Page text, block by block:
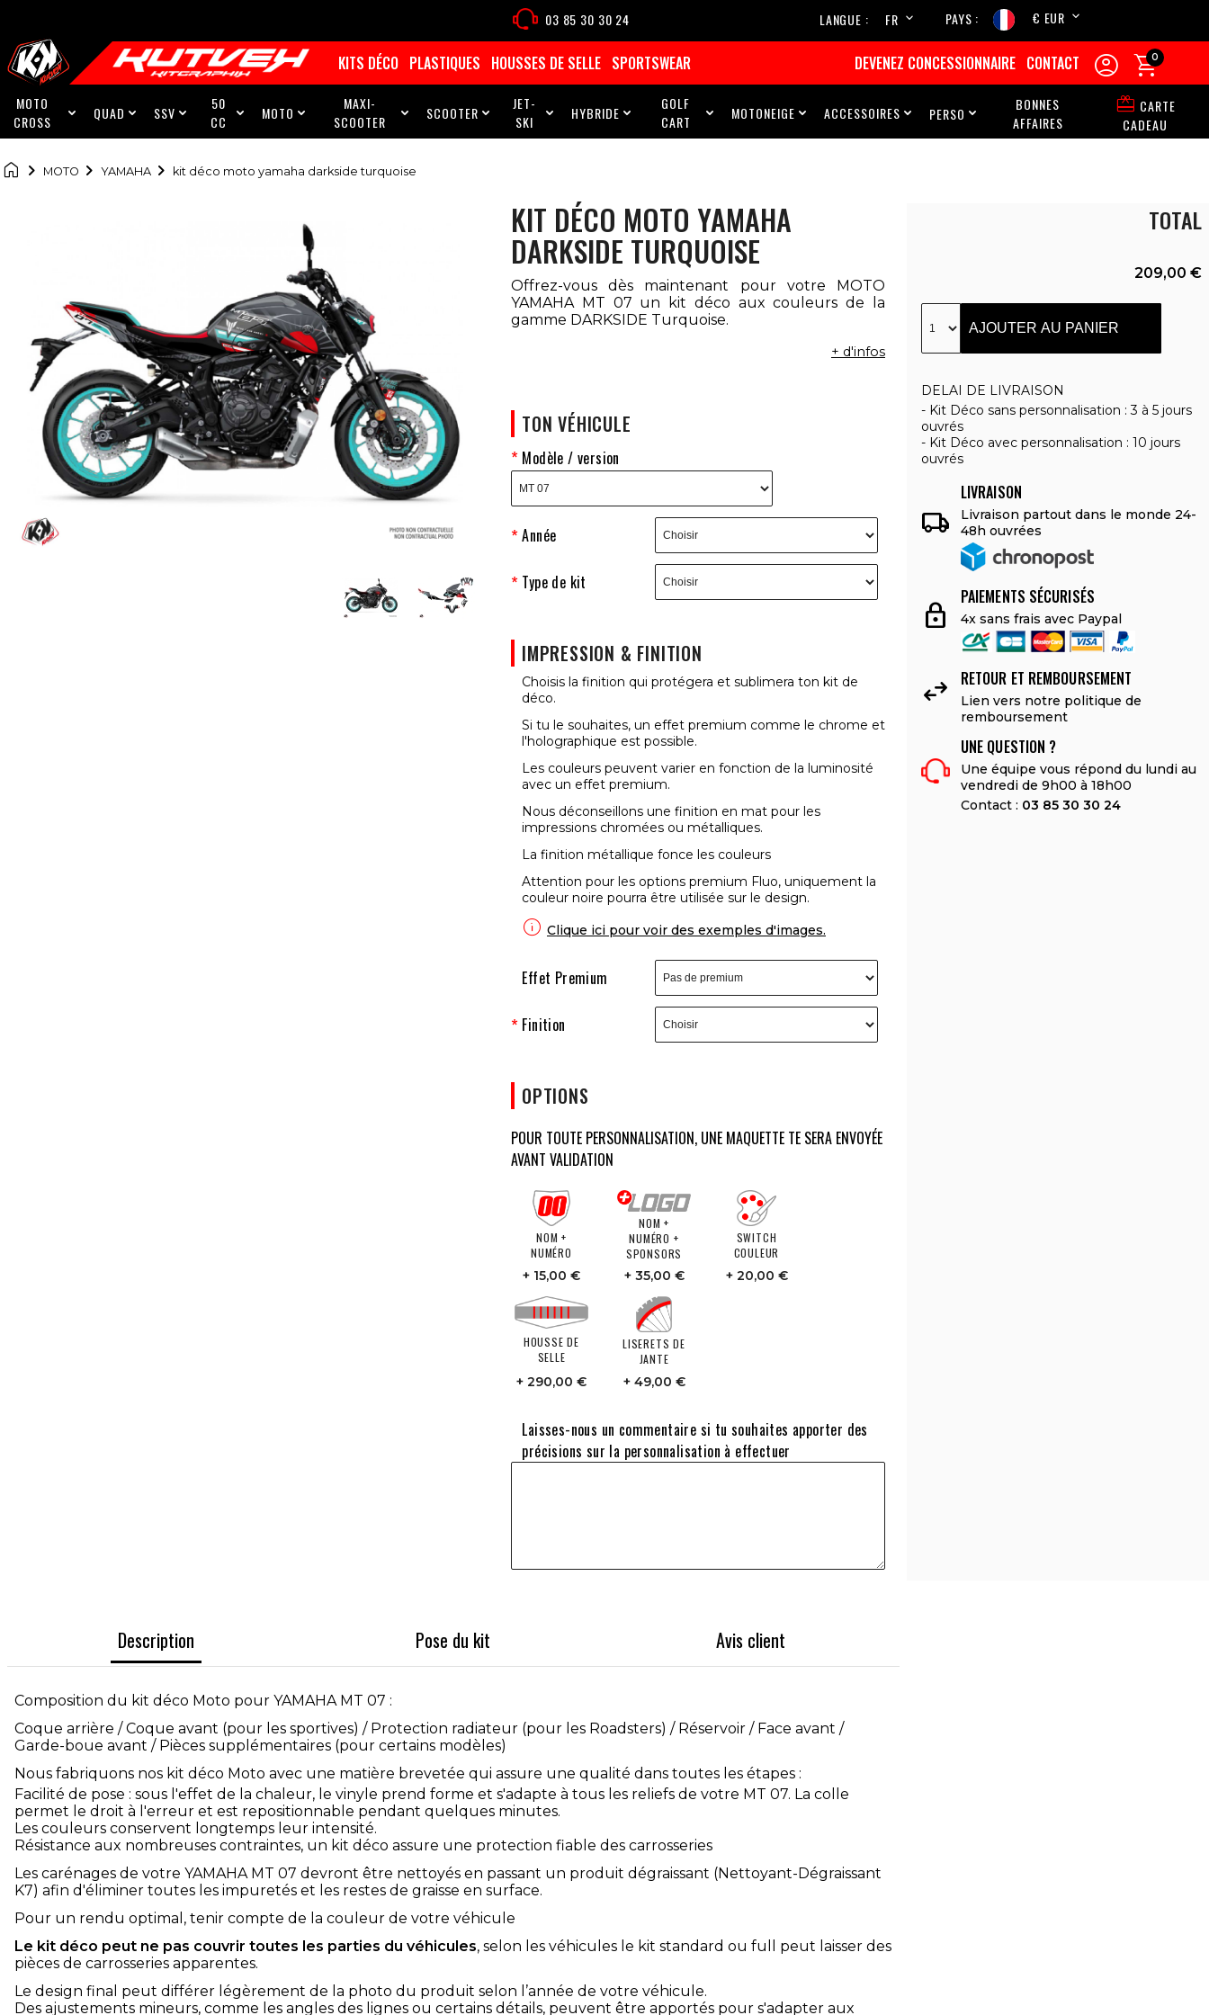
03 85 30 30 24 LANGUE
FR
PAYS € EUR
KITS DÉCO PLASTIQUES HOUSSES DE SELLE SPORTSWEAR DEVENEZ CONCESSIONNAIRE CONTACT  
0
MOTO
CROSS
 QUAD  SSV 
50
CC
 MOTO 
MAXI-
SCOOTER
 SCOOTER 
JET-
SKI
 HYBRIDE 
GOLF
CART
 MOTONEIGE  ACCESSOIRES  PERSO 
BONNES
AFFAIRES
 CARTE
CADEAU
 MOTO YAMAHA kit déco moto yamaha darkside turquoise
KIT DÉCO MOTO YAMAHA
DARKSIDE TURQUOISE
Offrez-vous dès maintenant pour votre MOTO
YAMAHA MT 07 un kit déco aux couleurs de la
gamme DARKSIDE Turquoise.
+ d'infos
TON VÉHICULE
Modèle / version
Année
Type de kit
IMPRESSION & FINITION
Choisis la finition qui protégera et sublimera ton kit de
déco.
Si tu le souhaites, un effet premium comme le chrome et
l'holographique est possible.
Les couleurs peuvent varier en fonction de la luminosité
avec un effet premium.
Nous déconseillons une finition en mat pour les
impressions chromées ou métalliques.
La finition métallique fonce les couleurs
Attention pour les options premium Fluo, uniquement la
couleur noire pourra être utilisée sur le design.
 Clique ici pour voir des exemples d'images.
Effet Premium
Finition
OPTIONS
POUR TOUTE PERSONNALISATION, UNE MAQUETTE TE SERA ENVOYÉE
AVANT VALIDATION
NOM +
NUMÉRO
15,00 €
NOM +
NUMÉRO +
SPONSORS
35,00 €
SWITCH
COULEUR
20,00 €
HOUSSE DE
SELLE
290,00 €
LISERETS DE
JANTE
49,00 €
Laisses-nous un commentaire si tu souhaites apporter des
précisions sur la personnalisation à effectuer
TOTAL
209,00 €
AJOUTER AU PANIER
DELAI DE LIVRAISON
Kit Déco sans personnalisation : 3 à 5 jours
ouvrés
Kit Déco avec personnalisation : 10 jours
ouvrés

LIVRAISON
Livraison partout dans le monde 24-
48h ouvrées
lock
PAIEMENTS SÉCURISÉS
4x sans frais avec Paypal
 RETOUR ET REMBOURSEMENT
Lien vers notre politique de
remboursement
UNE QUESTION ?
Une équipe vous répond du lundi au
vendredi de 9h00 à 18h00
Contact : 03 85 30 30 24
Description Pose du kit Avis client
Composition du kit déco Moto pour YAMAHA MT 07 :
Coque arrière / Coque avant (pour les sportives) / Protection radiateur (pour les Roadsters) / Réservoir / Face avant /
Garde-boue avant / Pièces supplémentaires (pour certains modèles)
Nous fabriquons nos kit déco Moto avec une matière brevetée qui assure une qualité dans toutes les étapes :
Facilité de pose : sous l'effet de la chaleur, le vinyle prend forme et s'adapte à tous les reliefs de votre MT 07. La colle
permet le droit à l'erreur et est repositionnable pendant quelques minutes.
Les couleurs conservent longtemps leur intensité.
Résistance aux nombreuses contraintes, un kit déco assure une protection fiable des carrosseries
Les carénages de votre YAMAHA MT 07 devront être nettoyés en passant un produit dégraissant (Nettoyant-Dégraissant
K7) afin d'éliminer toutes les impuretés et les restes de graisse en surface.
Pour un rendu optimal, tenir compte de la couleur de votre véhicule
Le kit déco peut ne pas couvrir toutes les parties du véhicules, selon les véhicules le kit standard ou full peut laisser des
pièces de carrosseries apparentes.
Le design final peut différer légèrement de la photo du produit selon l’année de votre véhicule.
Des ajustements mineurs, comme les angles des lignes ou certains détails, peuvent être apportés pour s'adapter aux